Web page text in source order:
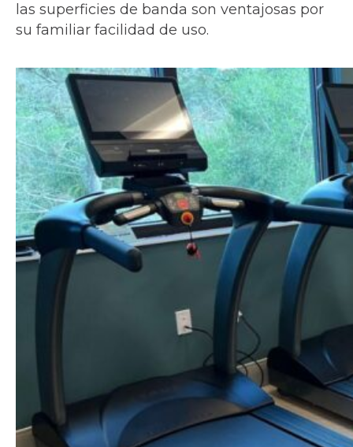
las superficies de banda son ventajosas por
su familiar facilidad de uso.